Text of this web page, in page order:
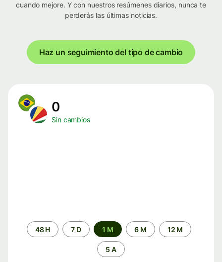
cuando mejore. Y con nuestros resúmenes diarios, nunca te
perderás las últimas noticias.
Haz un seguimiento del tipo de cambio
0
Sin cambios
Periodo48 H 7 D 1 M 6 M 12 M
5 A